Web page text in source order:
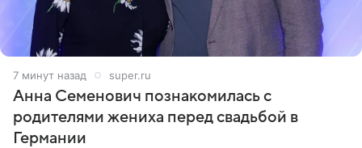
7 минут назад super.ru
Анна Семенович познакомилась с
родителями жениха перед свадьбой в
Германии